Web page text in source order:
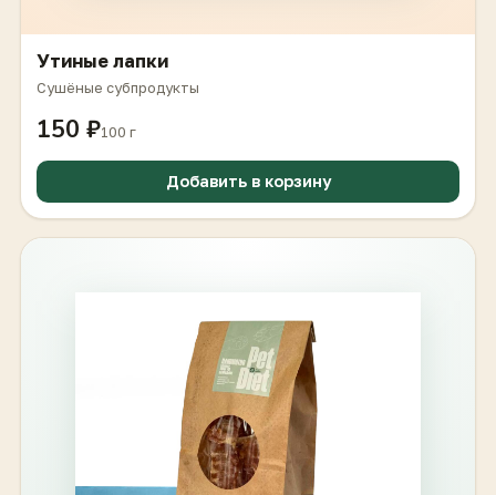
Утиные лапки
Сушёные субпродукты
150 ₽100 г
Добавить в корзину